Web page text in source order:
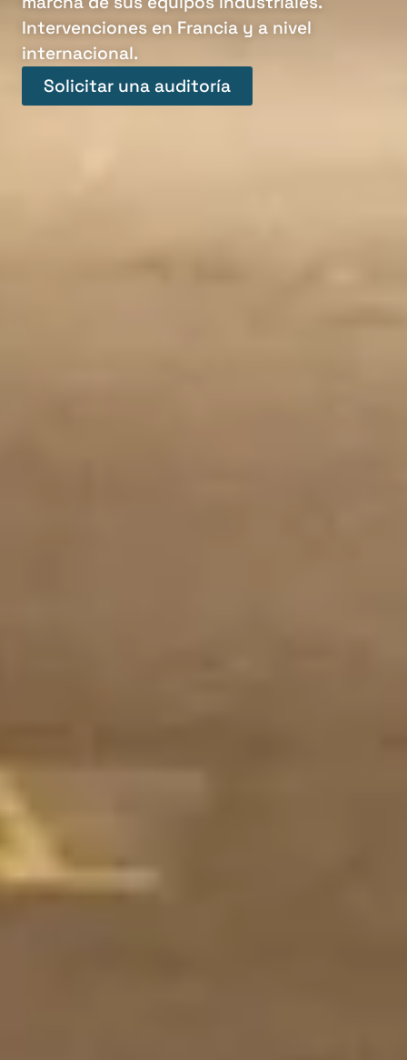
Intervenciones en Francia y a nivel
internacional.
Solicitar una auditoría